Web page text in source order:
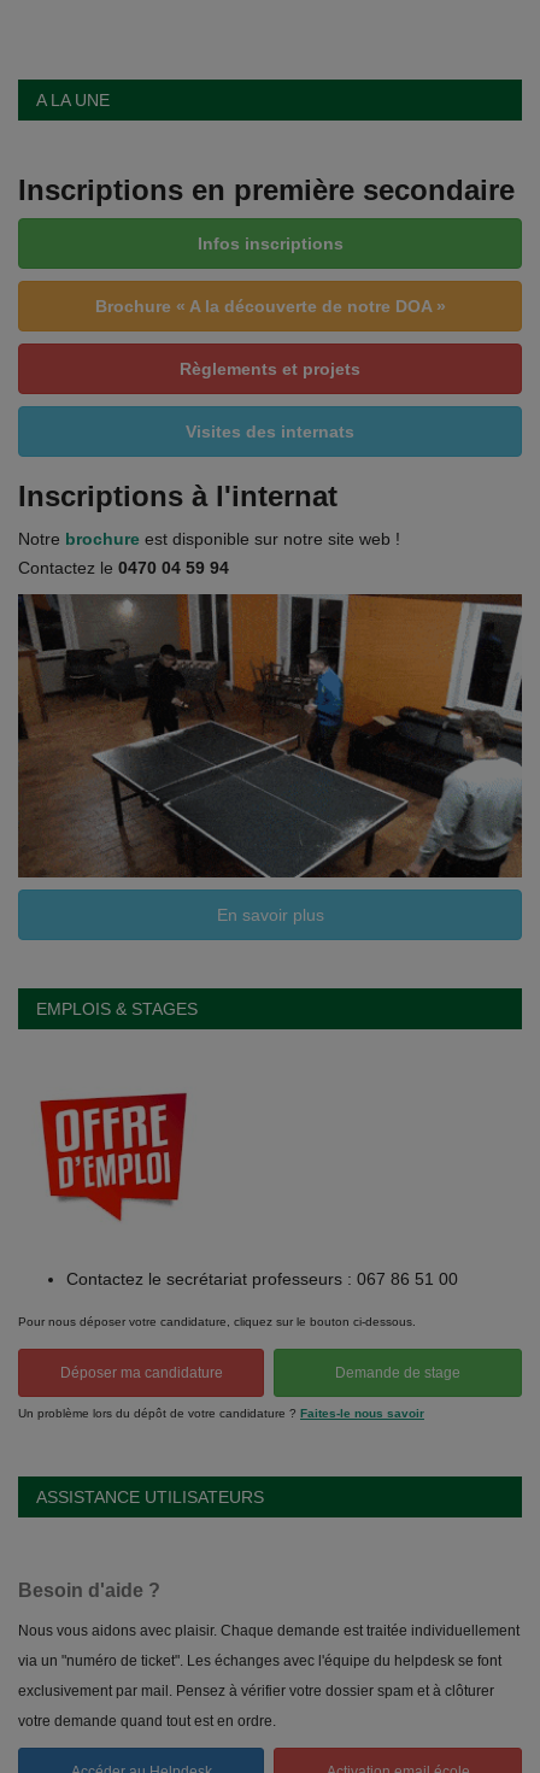
A LA UNE
Inscriptions en première secondaire
Infos inscriptions
Brochure « A la découverte de notre DOA »
Règlements et projets
Visites des internats
Inscriptions à l'internat
Notre brochure est disponible sur notre site web !
Contactez le 0470 04 59 94
En savoir plus
EMPLOIS & STAGES
Contactez le secrétariat professeurs : 067 86 51 00
Pour nous déposer votre candidature, cliquez sur le bouton ci-dessous.
Déposer ma candidature Demande de stage
Un problème lors du dépôt de votre candidature ? Faites-le nous savoir
ASSISTANCE UTILISATEURS
Besoin d'aide ?
Nous vous aidons avec plaisir. Chaque demande est traitée individuellement
via un "numéro de ticket". Les échanges avec l'équipe du helpdesk se font
exclusivement par mail. Pensez à vérifier votre dossier spam et à clôturer
votre demande quand tout est en ordre.